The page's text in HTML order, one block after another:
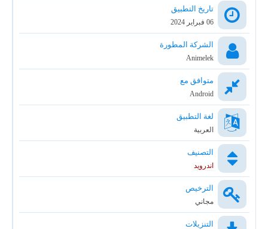
تاريخ التطبيق
06 فبراير 2024
الشركة المطورة
Animelek
متوافق مع
Android
لغة التطبيق
العربية
التصنيف
اندرويد
الترخيص
مجاني
التنزيلات